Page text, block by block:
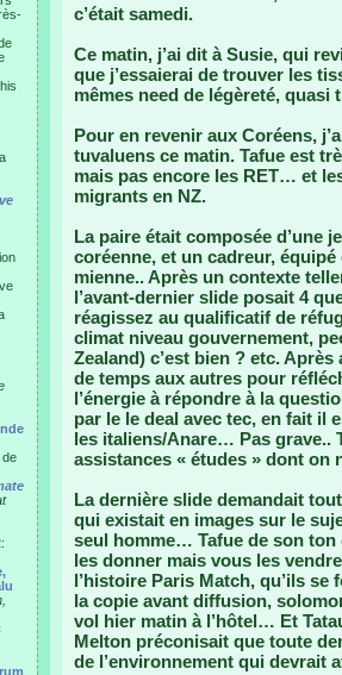
de
c’était samedi.
Ce matin, j’ai dit à Susie, qui
que j’essaierai de trouver les
mêmes need de légèreté,
Pour en revenir aux Coréens,
tuvaluens ce matin. Tafue est
mais pas encore les RET… et
migrants en NZ.
La paire était composée d’une
coréenne, et un cadreur,
mienne.. Après un contexte
l’avant-dernier slide posait 4
réagissez au qualificatif de
climat niveau gouvernement,
Zealand) c’est bien ? etc.
de temps aux autres pour
l’énergie à répondre à la
par le le deal avec tec, en fait il
les italiens/Anare… Pas grave..
assistances « études » dont on
La dernière slide demandait
qui existait en images sur le
seul homme… Tafue de son ton
les donner mais vous les
l’histoire Paris Match, qu’ils
la copie avant diffusion,
vol hier matin à l’hôtel… Et
Melton préconisait que toute
de l’environnement qui devrait